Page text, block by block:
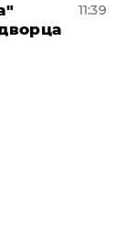
11:39